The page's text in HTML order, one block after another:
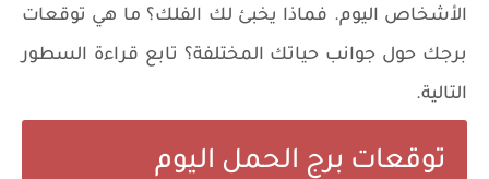
الأشخاص اليوم. فماذا يخبئ لك الفلك؟ ما هي توقعات
برجك حول جوانب حياتك المختلفة؟ تابع قراءة السطور
التالية.
توقعات برج الحمل اليوم